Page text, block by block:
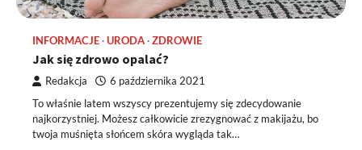
INFORMACJE URODA ZDROWIE
Jak się zdrowo opalać?
Redakcja 6 października 2021
To właśnie latem wszyscy prezentujemy się zdecydowanie
najkorzystniej. Możesz całkowicie zrezygnować z makijażu, bo
twoja muśnięta słońcem skóra wygląda tak…